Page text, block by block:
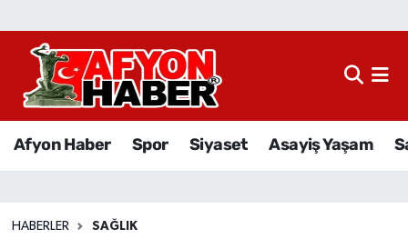
Afyon Haber Spor Siyaset Asayiş Yaşam
HABERLER SAĞLIK
Afyon Haber